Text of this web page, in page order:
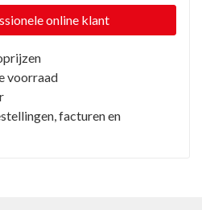
online klant
voorraad
facturen en